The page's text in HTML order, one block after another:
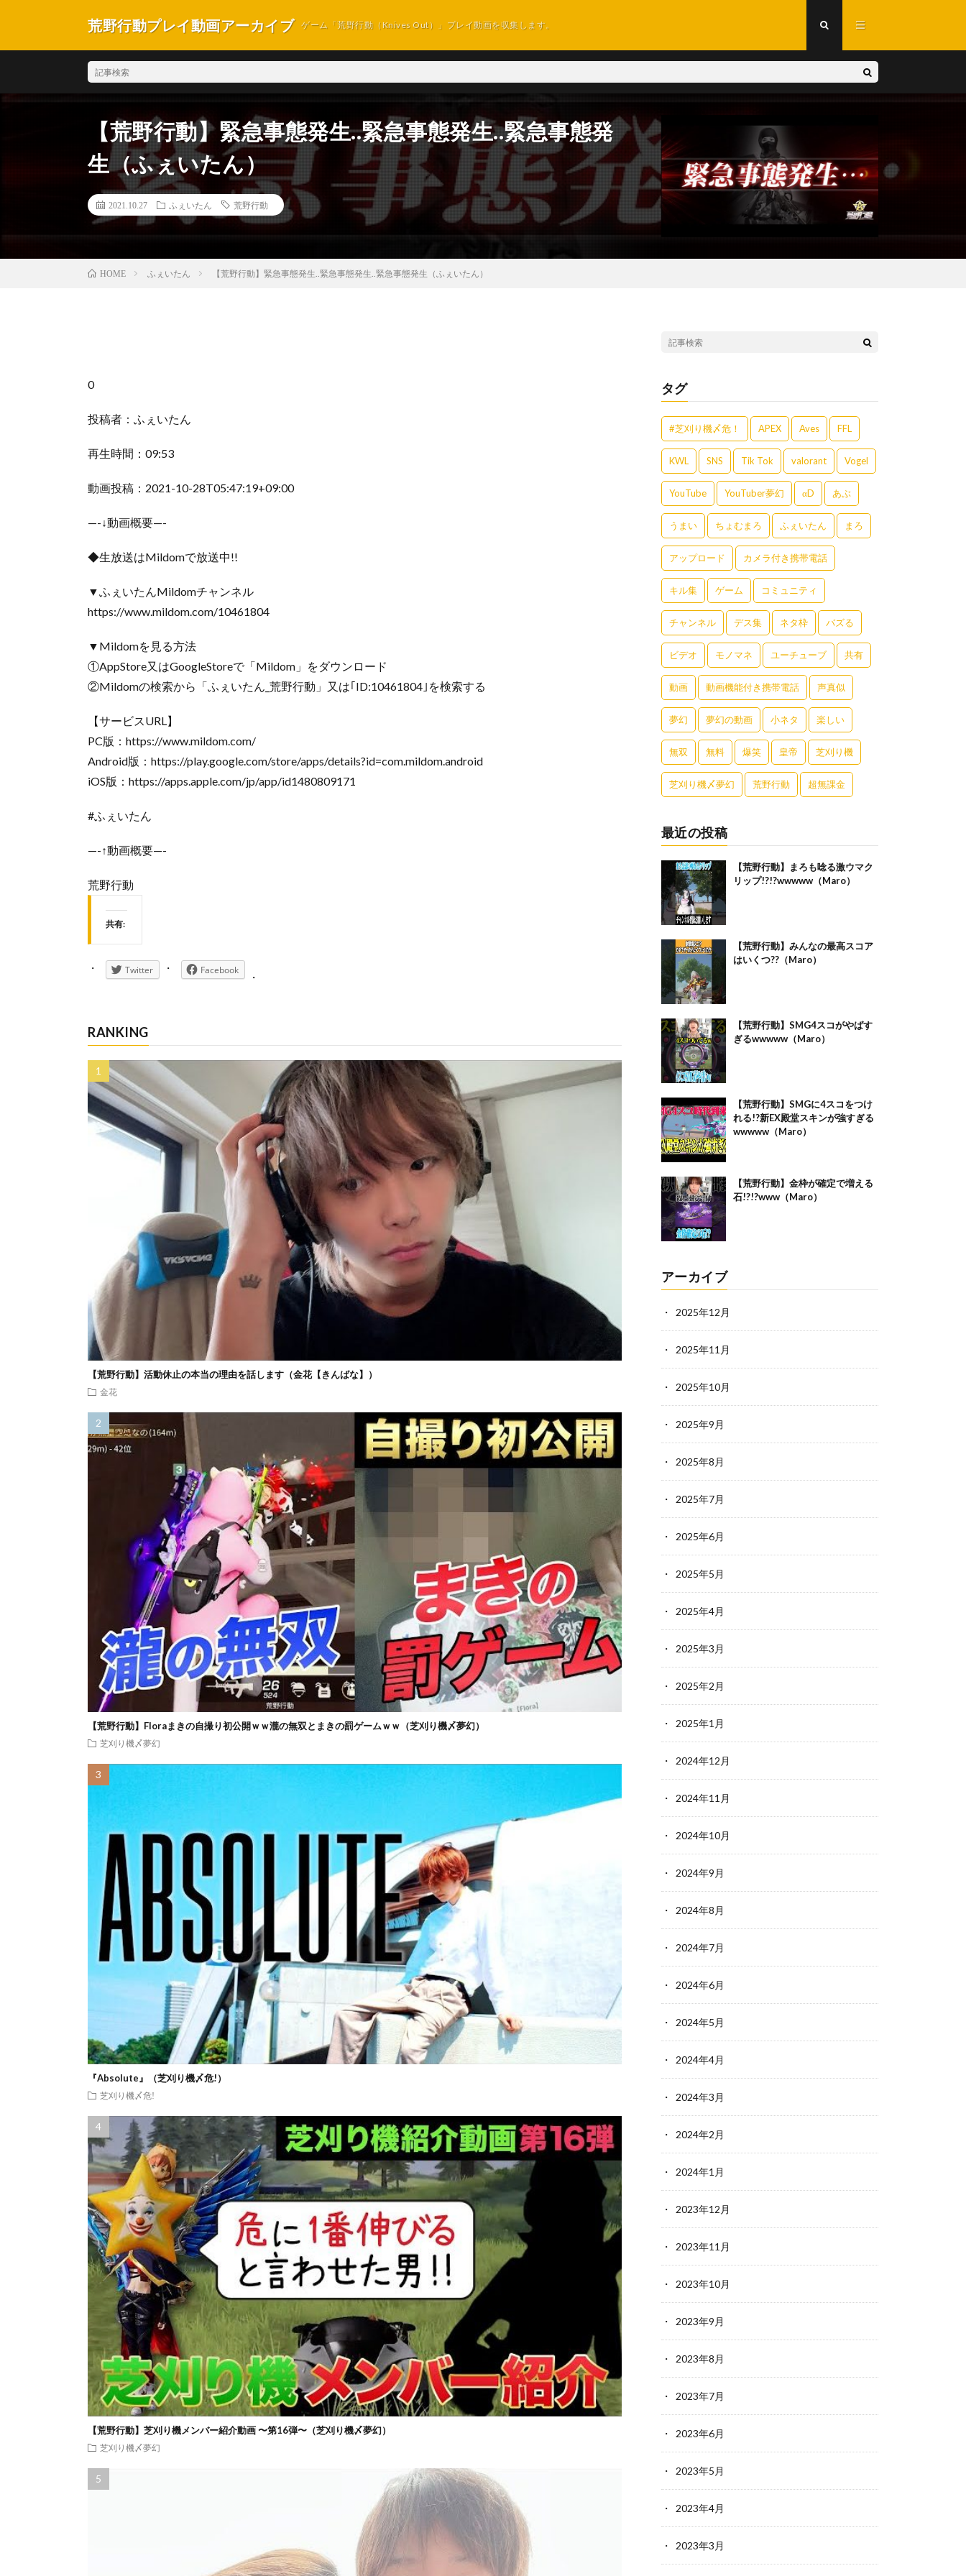
荒野行動プレイ動画アーカイブ ゲーム「荒野行動（Knives Out）」プレイ動画を収集します。
【荒野行動】緊急事態発生..緊急事態発生..緊急事態発
生（ふぇいたん）
2021.10.27 ふぇいたん 荒野行動
HOME ふぇいたん 【荒野行動】緊急事態発生..緊急事態発生..緊急事態発生（ふぇいたん）
0
投稿者：ふぇいたん
再生時間：09:53
動画投稿：2021-10-28T05:47:19+09:00
—-↓動画概要—-
◆生放送はMildomで放送中!!
▼ふぇいたんMildomチャンネル
https://www.mildom.com/10461804
▼Mildomを見る方法
①AppStore又はGoogleStoreで「Mildom」をダウンロード
②Mildomの検索から「ふぇいたん_荒野行動」又は｢ID:10461804｣を検索する
【サービスURL】
PC版：https://www.mildom.com/
Android版：https://play.google.com/store/apps/details?id=com.mildom.android
iOS版：https://apps.apple.com/jp/app/id1480809171
#ふぇいたん
—-↑動画概要—-
荒野行動
共有:
Twitter Facebook
RANKING
【荒野行動】活動休止の本当の理由を話します（金花【きんばな】）
金花
【荒野行動】Floraまきの自撮り初公開ｗｗ瀧の無双とまきの罰ゲームｗｗ（芝刈り機〆夢幻）
芝刈り機〆夢幻
『Absolute』（芝刈り機〆危!）
芝刈り機〆危!
【荒野行動】芝刈り機メンバー紹介動画 〜第16弾〜（芝刈り機〆夢幻）
芝刈り機〆夢幻
タグ
#芝刈り機〆危！ APEX Aves FFL
KWL SNS Tik Tok valorant Vogel
YouTube YouTuber夢幻 αD あぶ
うまい ちょむまろ ふぇいたん まろ
アップロード カメラ付き携帯電話
キル集 ゲーム コミュニティ
チャンネル デス集 ネタ枠 バズる
ビデオ モノマネ ユーチューブ 共有
動画 動画機能付き携帯電話 声真似
夢幻 夢幻の動画 小ネタ 楽しい
無双 無料 爆笑 皇帝 芝刈り機
芝刈り機〆夢幻 荒野行動 超無課金
最近の投稿
【荒野行動】まろも唸る激ウマク
リップ!?!?wwwww（Maro）
【荒野行動】みんなの最高スコア
はいくつ??（Maro）
【荒野行動】SMG4スコがやばす
ぎるwwwww（Maro）
【荒野行動】SMGに4スコをつけ
れる!?新EX殿堂スキンが強すぎる
wwwww（Maro）
【荒野行動】金枠が確定で増える
石!?!?www（Maro）
アーカイブ
2025年12月
2025年11月
2025年10月
2025年9月
2025年8月
2025年7月
2025年6月
2025年5月
2025年4月
2025年3月
2025年2月
2025年1月
2024年12月
2024年11月
2024年10月
2024年9月
2024年8月
2024年7月
2024年6月
2024年5月
2024年4月
2024年3月
2024年2月
2024年1月
2023年12月
2023年11月
2023年10月
2023年9月
2023年8月
2023年7月
2023年6月
2023年5月
2023年4月
2023年3月